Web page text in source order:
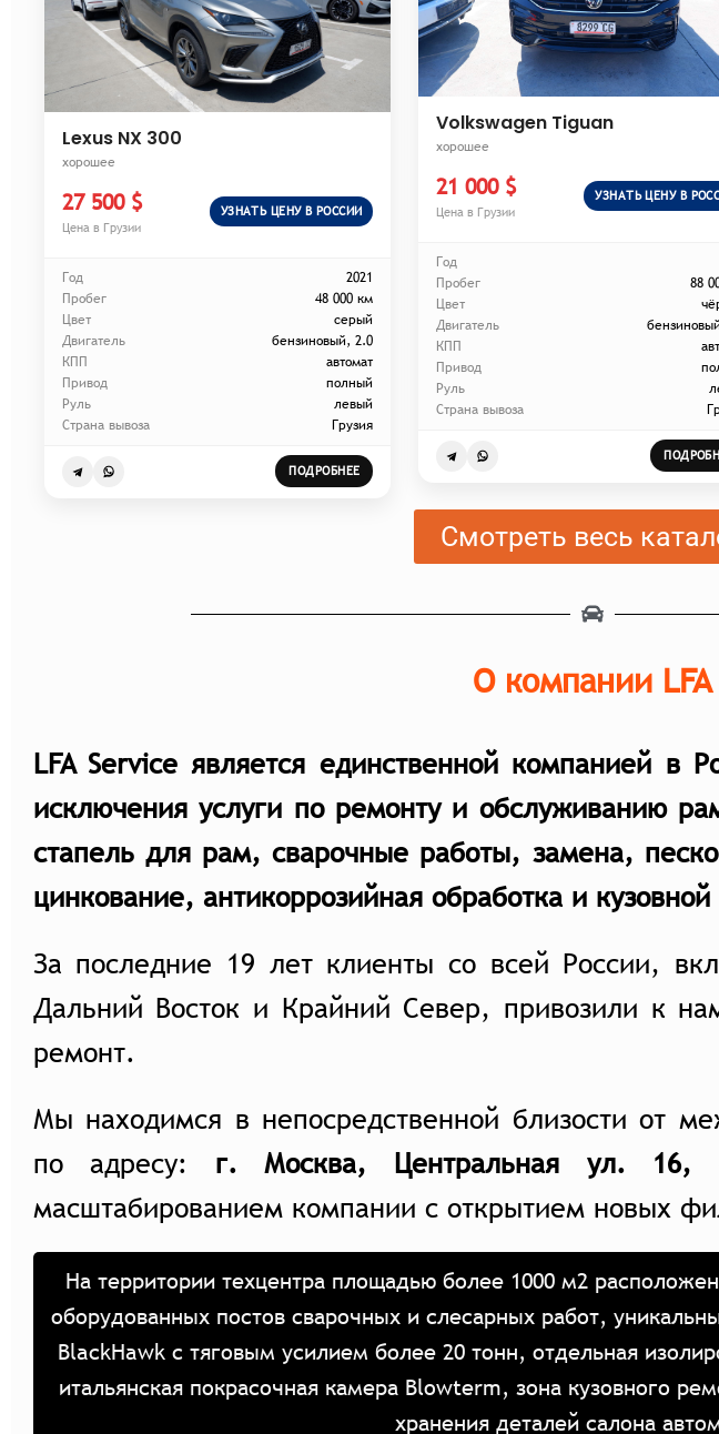
Lexus NX 300
хорошее
27 500 $
Цена в Грузии
УЗНАТЬ ЦЕНУ В РОССИИ
Год
2021
Пробег
48 000 км
Цвет
серый
Двигатель
бензиновый, 2.0
КПП
автомат
Привод
полный
Руль
левый
Страна вывоза
Грузия
ПОДРОБНЕЕ
Volkswagen Tiguan
хорошее
21 000 $
Цена в Грузии
УЗНАТЬ ЦЕНУ В
Год
Пробег
88
Цвет
Двигатель
КПП
Привод
Руль
Страна вывоза
Смотреть весь
О компании LFA
LFA Service является единственной компанией в
исключения услуги по ремонту и обслуживанию
стапель для рам, сварочные работы, замена,
цинкование, антикоррозийная обработка и
За последние 19 лет клиенты со всей России,
Дальний Восток и Крайний Север, привозили к
ремонт.
Мы находимся в непосредственной близости от
по адресу: г. Москва, Центральная ул. 16,
масштабированием компании с открытием новых
На территории техцентра площадью более 1000 м2
оборудованных постов сварочных и слесарных работ,
BlackHawk с тяговым усилием более 20 тонн, отдельная
итальянская покрасочная камера Blowterm, зона кузовного
хранения деталей салона